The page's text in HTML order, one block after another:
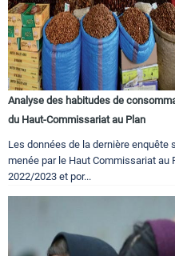
Analyse des habitudes de
du Haut-Commissariat au Plan
Les données de la dernière enquête
menée par le Haut Commissariat au
2022/2023 et por...